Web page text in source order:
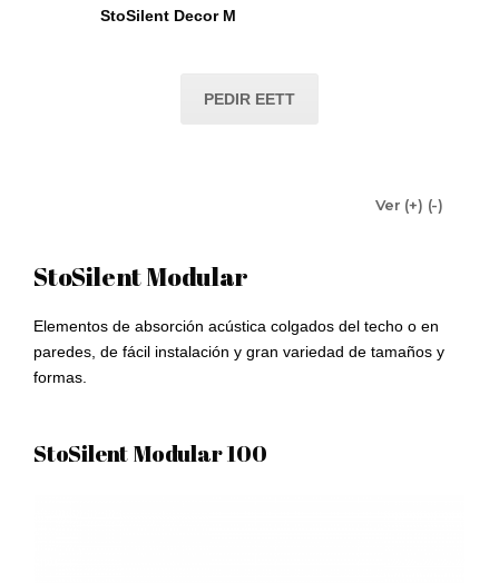
StoSilent Decor M
PEDIR EETT
Ver (+) (-)
StoSilent Modular
Elementos de absorción acústica colgados del techo o en
paredes, de fácil instalación y gran variedad de tamaños y
formas.
StoSilent Modular 100